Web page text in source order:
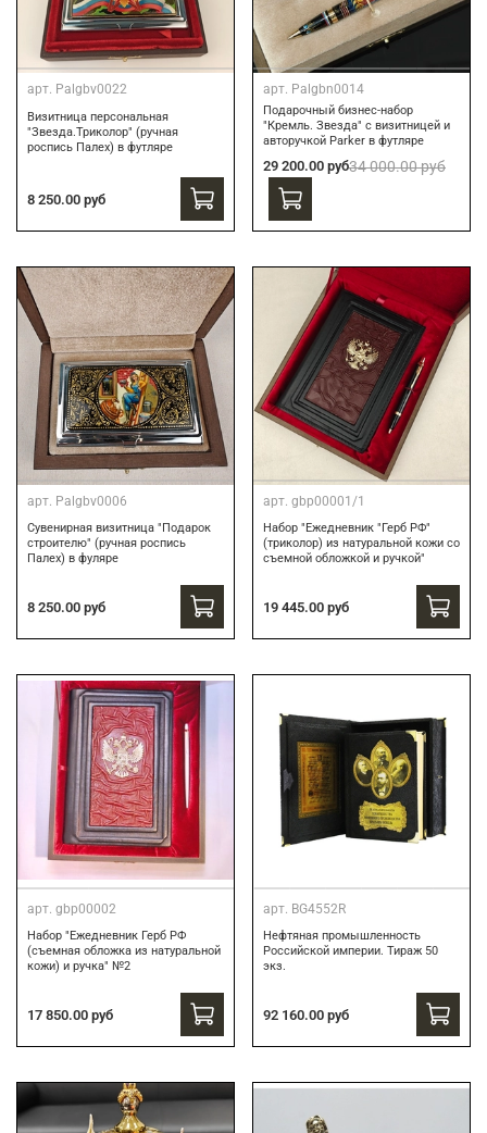
арт. Palgbv0022
Визитница персональная
"Звезда.Триколор" (ручная
роспись Палех) в футляре
8 250.00 руб
арт. Palgbn0014
Подарочный бизнес-набор
"Кремль. Звезда" с визитницей и
авторучкой Parker в футляре
29 200.00 руб34 000.00 руб
арт. Palgbv0006
Сувенирная визитница "Подарок
строителю" (ручная роспись
Палех) в фуляре
8 250.00 руб
арт. gbp00001/1
Набор "Ежедневник "Герб РФ"
(триколор) из натуральной кожи со
съемной обложкой и ручкой"
19 445.00 руб
арт. gbp00002
Набор "Ежедневник Герб РФ
(съемная обложка из натуральной
кожи) и ручка" №2
17 850.00 руб
арт. BG4552R
Нефтяная промышленность
Российской империи. Тираж 50
экз.
92 160.00 руб